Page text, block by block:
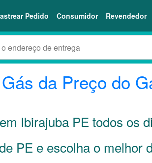
Pedido Consumidor Revendedor
da Preço do
Ibirajuba PE todos os
PE e escolha o melhor